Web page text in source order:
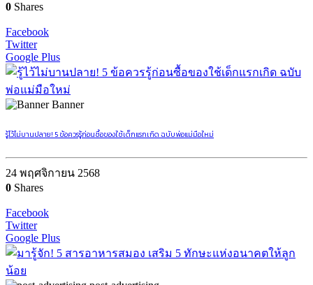
0 Shares
Facebook
Twitter
Google Plus
Banner
รู้ไว้ไม่บานปลาย! 5 ข้อควรรู้ก่อนซื้อของใช้เด็กแรกเกิด ฉบับพ่อแม่มือใหม่
24 พฤศจิกายน 2568
0 Shares
Facebook
Twitter
Google Plus